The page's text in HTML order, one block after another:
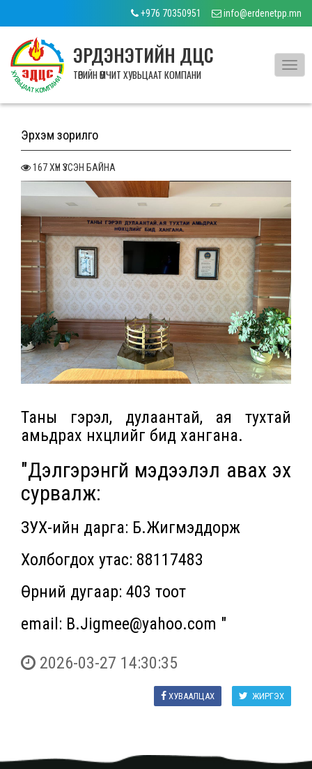
+976 70350951 info@erdenetpp.mn
ЭРДЭНЭТИЙН ДЦС
ТӨРИЙН ӨМЧИТ ХУВЬЦААТ КОМПАНИ
Эрхэм зорилго
167 ХҮН ҮЗСЭН БАЙНА
Таны гэрэл, дулаантай, ая тухтай
амьдрах нөхцлийг бид хангана.
"Дэлгэрэнгүй мэдээлэл авах эх
сурвалж:
ЗУХ-ийн дарга: Б.Жигмэддорж
Холбогдох утас: 88117483
Өрөөний дугаар: 403 тоот
email: B.Jigmee@yahoo.com "
2026-03-27 14:30:35
ЖИРГЭХ
ХУВААЛЦАХ